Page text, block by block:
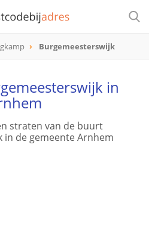
Burgemeesterswijk
in
straten van de buurt
in de gemeente Arnhem